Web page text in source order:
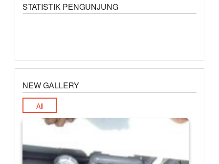
STATISTIK PENGUNJUNG
NEW GALLERY
All